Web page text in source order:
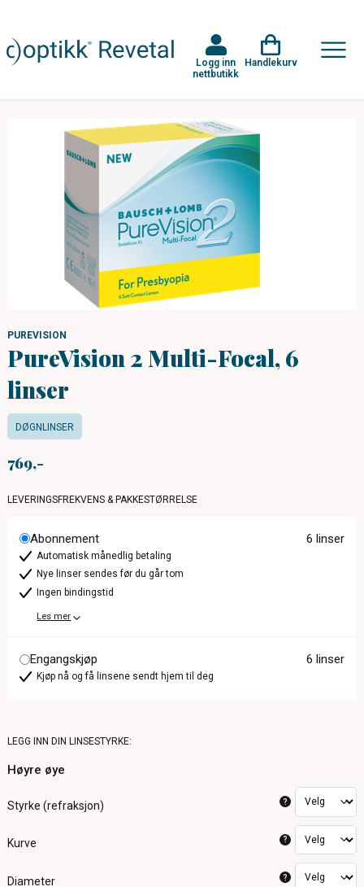
Logg inn
nettbutikk
Handlekurv
PUREVISION
PureVision 2 Multi-Focal, 6
linser
DØGNLINSER
769
LEVERINGSFREKVENS & PAKKESTØRRELSE
Abonnement 6 linser
Automatisk månedlig betaling
Nye linser sendes før du går tom
Ingen bindingstid
Les mer
Engangskjøp 6 linser
Kjøp nå og få linsene sendt hjem til deg
LEGG INN DIN LINSESTYRKE:
Høyre øye
Styrke (refraksjon) ?
Kurve ?
Diameter ?